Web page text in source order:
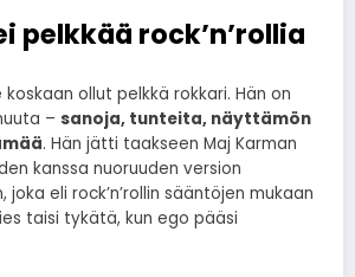
pelkkää rock’n’rollia
ollut pelkkä rokkari. Hän on
– sanoja, tunteita, näyttämön
. Hän jätti taakseen Maj Karman
kanssa nuoruuden version
eli rock’n’rollin sääntöjen mukaan
taisi tykätä, kun ego pääsi